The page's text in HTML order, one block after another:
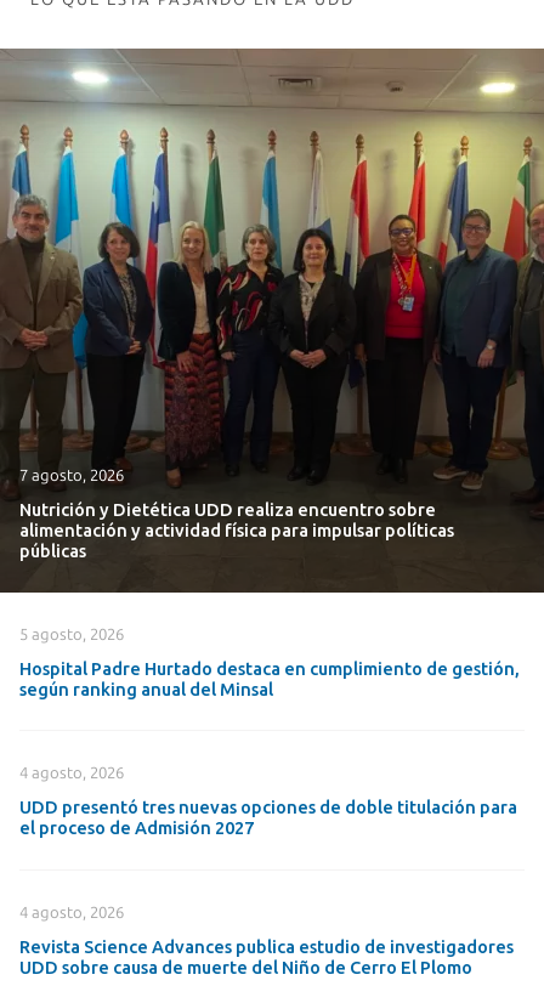
7 agosto, 2026
Nutrición y Dietética UDD realiza encuentro sobre
alimentación y actividad física para impulsar políticas
públicas
5 agosto, 2026
Hospital Padre Hurtado destaca en cumplimiento de gestión,
según ranking anual del Minsal
4 agosto, 2026
UDD presentó tres nuevas opciones de doble titulación para
el proceso de Admisión 2027
4 agosto, 2026
Revista Science Advances publica estudio de investigadores
UDD sobre causa de muerte del Niño de Cerro El Plomo